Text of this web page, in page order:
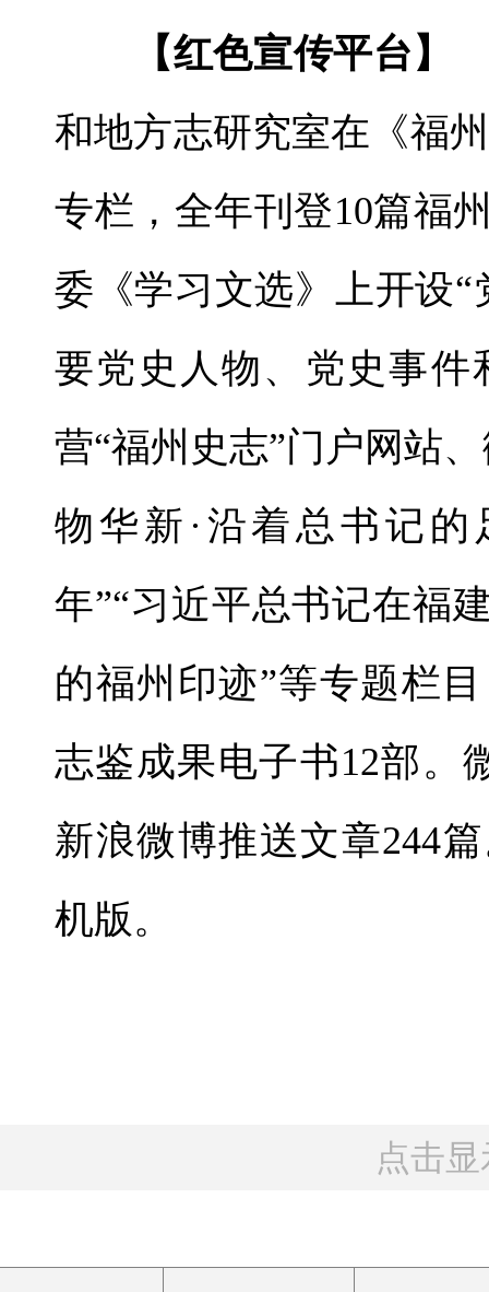
【红色宣传平台】
和地方志研究室在《福
专栏，全年刊登10篇福
委《学习文选》上开设
要党史人物、党史事
营“福州史志”门户网站
物华新·沿着总书记的
年”“习近平总书记在福
的福州印迹”等专题栏
志鉴成果电子书12部。
新浪微博推送文章244
机版。
点击